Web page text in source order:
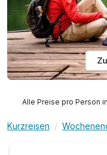
Alle Preise pro Person
Kurzreisen